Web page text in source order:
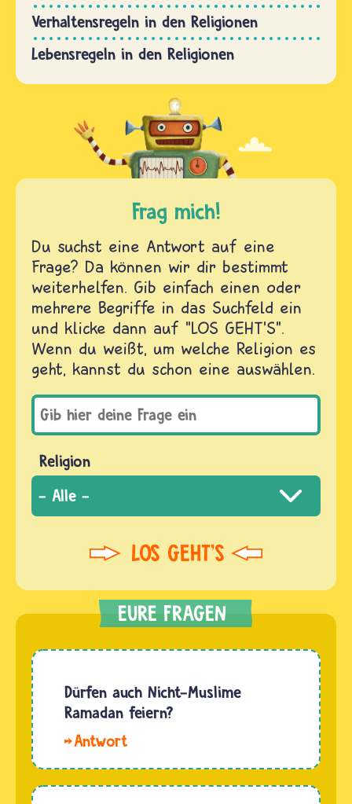
Verhaltensregeln in den Religionen
Lebensregeln in den Religionen
Frag mich!
Du suchst eine Antwort auf eine
Frage? Da können wir dir bestimmt
weiterhelfen. Gib einfach einen oder
mehrere Begriffe in das Suchfeld ein
und klicke dann auf "LOS GEHT'S".
Wenn du weißt, um welche Religion es
geht, kannst du schon eine auswählen.
Religion
Dürfen auch Nicht-Muslime
Ramadan feiern?
Jeder